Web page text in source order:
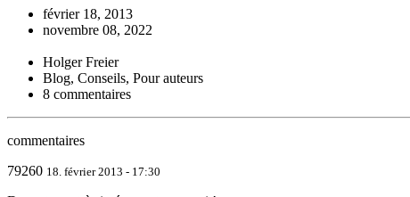
février 18, 2013
novembre 08, 2022
Holger Freier
Blog, Conseils, Pour auteurs
8 commentaires
commentaires
79260 18. février 2013 - 17:30